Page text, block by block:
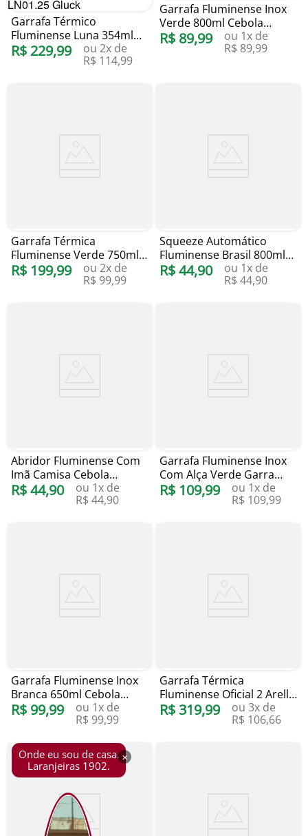
×
Onde eu sou de casa.
Laranjeiras 1902.
Garrafa Térmico
Fluminense Luna 354ml
LN01.25 Gluck
R$ 229,99 ou 2x de
R$ 114,99
Garrafa Fluminense Inox
Verde 800ml Cebola
Brindes
R$ 89,99 ou 1x de
R$ 89,99
Garrafa Térmica
Fluminense Verde 750ml
Cebola Brindes
R$ 199,99 ou 2x de
R$ 99,99
Squeeze Automático
Fluminense Brasil 800ml
Cebola Brindes
R$44,90 ou 1x de
R$ 44,90
Abridor Fluminense Com
Imã Camisa Cebola
Brindes
R$44,90 ou 1x de
R$ 44,90
Garrafa Fluminense Inox
Com Alça Verde Garra
750ml Cebola Brindes
R$ 109,99 ou 1x de
R$ 109,99
Garrafa Fluminense Inox
Branca 650ml Cebola
Brindes
R$ 99,99 ou 1x de
R$ 99,99
Garrafa Térmica
Fluminense Oficial 2 Arell
650ml
R$ 319,99 ou 3x de
R$ 106,66